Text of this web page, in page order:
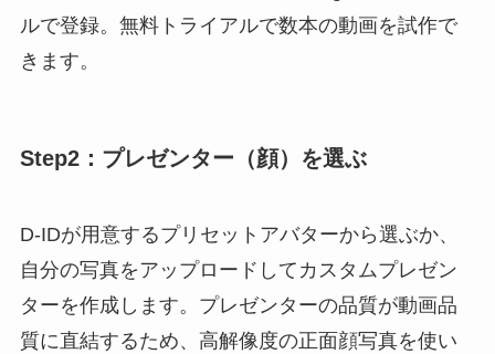
ルで登録。無料トライアルで数本の動画を試作で
きます。
Step2：プレゼンター（顔）を選ぶ
D-IDが用意するプリセットアバターから選ぶか、
自分の写真をアップロードしてカスタムプレゼン
ターを作成します。プレゼンターの品質が動画品
質に直結するため、高解像度の正面顔写真を使い